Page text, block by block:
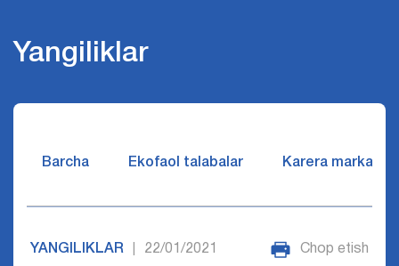
Yangiliklar
Barcha Ekofaol talabalar Karera markazi
YANGILIKLAR 22/01/2021 Chop etish